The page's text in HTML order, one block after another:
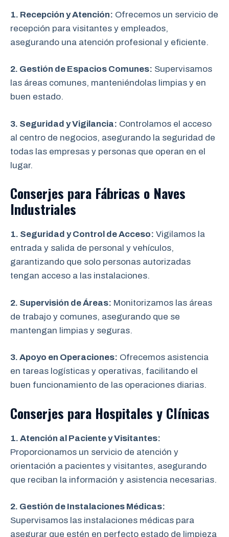
1. Recepción y Atención: Ofrecemos un servicio de
recepción para visitantes y empleados,
asegurando una atención profesional y eficiente.
2. Gestión de Espacios Comunes: Supervisamos
las áreas comunes, manteniéndolas limpias y en
buen estado.
3. Seguridad y Vigilancia: Controlamos el acceso
al centro de negocios, asegurando la seguridad de
todas las empresas y personas que operan en el
lugar.
Conserjes para Fábricas o Naves
Industriales
1. Seguridad y Control de Acceso: Vigilamos la
entrada y salida de personal y vehículos,
garantizando que solo personas autorizadas
tengan acceso a las instalaciones.
2. Supervisión de Áreas: Monitorizamos las áreas
de trabajo y comunes, asegurando que se
mantengan limpias y seguras.
3. Apoyo en Operaciones: Ofrecemos asistencia
en tareas logísticas y operativas, facilitando el
buen funcionamiento de las operaciones diarias.
Conserjes para Hospitales y Clínicas
1. Atención al Paciente y Visitantes:
Proporcionamos un servicio de atención y
orientación a pacientes y visitantes, asegurando
que reciban la información y asistencia necesarias.
2. Gestión de Instalaciones Médicas:
Supervisamos las instalaciones médicas para
asegurar que estén en perfecto estado de limpieza